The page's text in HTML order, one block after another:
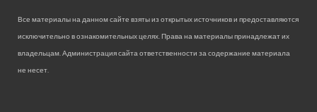
Все материалы на данном сайте взяты из открытых источников и предоставляются
исключительно в ознакомительных целях. Права на материалы принадлежат их
владельцам. Администрация сайта ответственности за содержание материала
не несет.